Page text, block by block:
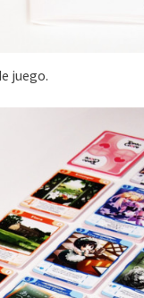
juego.